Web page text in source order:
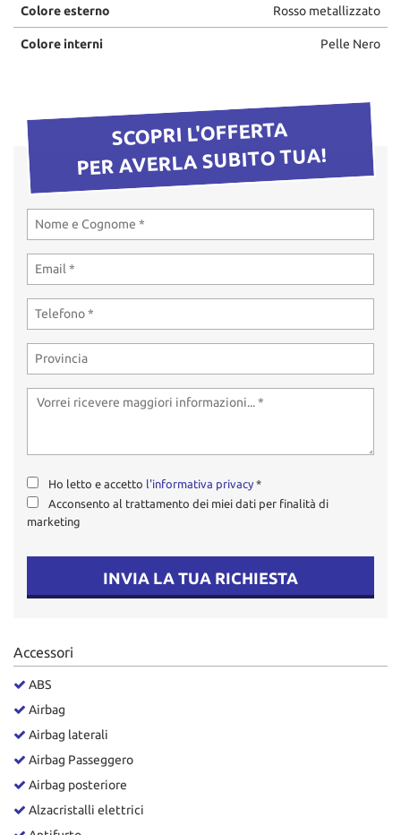
Colore esterno Rosso metallizzato
Colore interni Pelle Nero
SCOPRI L'OFFERTA
PER AVERLA SUBITO TUA!
Ho letto e accetto l'informativa privacy *
Acconsento al trattamento dei miei dati per finalità di
marketing
INVIA LA TUA RICHIESTA
Accessori
ABS
Airbag
Airbag laterali
Airbag Passeggero
Airbag posteriore
Alzacristalli elettrici